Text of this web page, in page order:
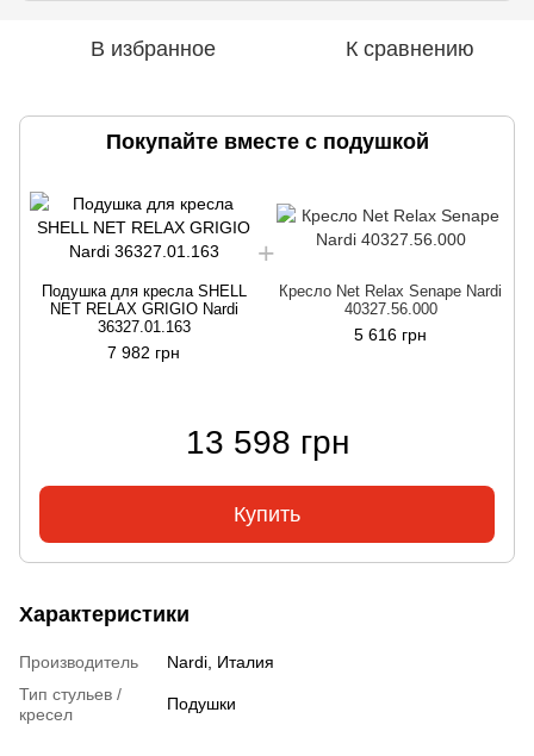
В избранное К сравнению
Покупайте вместе с подушкой
Подушка для кресла SHELL
NET RELAX GRIGIO Nardi
36327.01.163
7 982 грн
Кресло Net Relax Senape Nardi
40327.56.000
5 616 грн
13 598 грн
Купить
Характеристики
Производитель
Nardi, Италия
Тип стульев /
кресел
Подушки